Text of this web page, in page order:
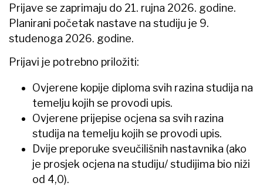
Prijave se zaprimaju do 21. rujna 2026. godine.
Planirani početak nastave na studiju je 9.
studenoga 2026. godine.
Prijavi je potrebno priložiti:
Ovjerene kopije diploma svih razina studija na
temelju kojih se provodi upis.
Ovjerene prijepise ocjena sa svih razina
studija na temelju kojih se provodi upis.
Dvije preporuke sveučilišnih nastavnika (ako
je prosjek ocjena na studiju/ studijima bio niži
od 4,0).